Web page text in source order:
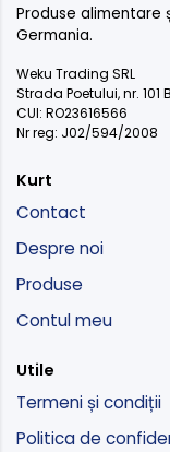
Produse
Germania.
Weku Trading SRL
Strada Poetului, nr. 101
CUI: RO23616566
Nr reg: J02/594/2008
Kurt
Contact
Despre noi
Produse
Contul meu
Utile
Termeni și condiții
Politica de